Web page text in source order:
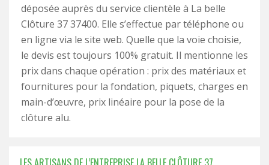
déposée auprès du service clientèle à La belle
Clôture 37 37400. Elle s’effectue par téléphone ou
en ligne via le site web. Quelle que la voie choisie,
le devis est toujours 100% gratuit. Il mentionne les
prix dans chaque opération : prix des matériaux et
fournitures pour la fondation, piquets, charges en
main-d’œuvre, prix linéaire pour la pose de la
clôture alu.